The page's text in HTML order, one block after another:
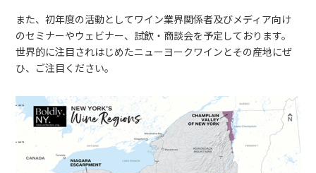
また、初年度の活動としてワイン業界関係者及びメディア向け
のセミナーやウェビナー、試飲・商談会を予定しております。
世界的に注目されはじめたニューヨークワインとその産地にぜ
ひ、ご注目ください。